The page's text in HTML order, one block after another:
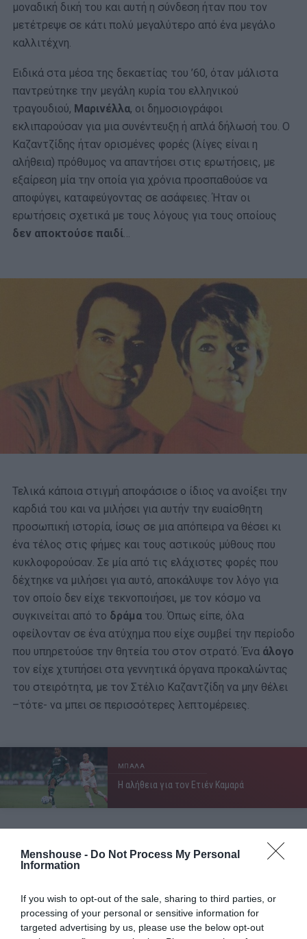
Menshouse - Do Not Process My Personal
Information
If you wish to opt-out of the sale, sharing to third parties, or
processing of your personal or sensitive information for
targeted advertising by us, please use the below opt-out
μοναδική δική του και αυτή η σύνδεση ήταν που τον
μετέτρεψε σε κάτι πολύ μεγαλύτερο από ένα μεγάλο
καλλιτέχνη.
Ειδικά στα μέσα της δεκαετίας του ’60, όταν μάλιστα
παντρεύτηκε την μεγάλη κυρία του ελληνικού
τραγουδιού, Μαρινέλλα, οι δημοσιογράφοι
εκλιπαρούσαν για μια συνέντευξη ή απλά δήλωσή του. Ο
Καζαντζίδης ήταν ορισμένες φορές (λίγες είναι η
αλήθεια) πρόθυμος να απαντήσει στις ερωτήσεις, με
εξαίρεση μία την οποία για χρόνια προσπαθούσε να
αποφύγει, καταφεύγοντας σε ασάφειες. Ήταν οι
ερωτήσεις σχετικά με τους λόγους για τους οποίους
δεν αποκτούσε παιδί…
Τελικά κάποια στιγμή αποφάσισε ο ίδιος να ανοίξει την
καρδιά του και να μιλήσει για αυτήν την ευαίσθητη
προσωπική ιστορία, ίσως σε μια απόπειρα να θέσει κι
ένα τέλος στις φήμες και τους αστικούς μύθους που
κυκλοφορούσαν. Σε μία από τις ελάχιστες φορές που
δέχτηκε να μιλήσει για αυτό, αποκάλυψε τον λόγο για
τον οποίο δεν είχε τεκνοποιήσει, με τον κόσμο να
συγκινείται από το δράμα του. Όπως είπε, όλα
οφείλονταν σε ένα ατύχημα που είχε συμβεί την περίοδο
που υπηρετούσε την θητεία του στον στρατό. Ένα άλογο
τον είχε χτυπήσει στα γεννητικά όργανα προκαλώντας
του στειρότητα, με τον Στέλιο Καζαντζίδη να μην θέλει
–τότε- να μπει σε περισσότερες λεπτομέρειες.
ΜΠΑΛΑ
Η αλήθεια για τον Ετιέν Καμαρά
Ωστόσο κάποια χρόνια αργότερα, η τελευταία σύζυγός
του,Βάσω, την οποία ο ίδιος αποκαλούσε «θησαυρό»
στενάχωρη αποκάλυψη. Όλα είχαν αρχίσειεξαιτίας των
πολιτικών πεποιθήσεωντου τραγουδιστή.